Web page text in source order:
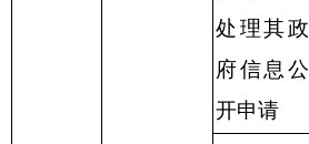
处理其政
府信息公
开申请